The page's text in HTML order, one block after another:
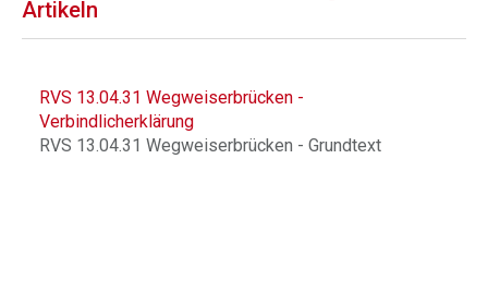
Artikeln
RVS 13.04.31 Wegweiserbrücken -
Verbindlicherklärung
RVS 13.04.31 Wegweiserbrücken - Grundtext